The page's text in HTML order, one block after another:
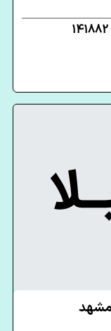
141882